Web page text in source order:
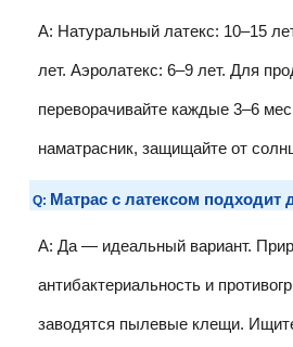
A: Натуральный латекс: 10–15
лет. Аэролатекс: 6–9 лет. Для
переворачивайте каждые 3–6
наматрасник, защищайте от
Q: Матрас с латексом подходит
A: Да — идеальный вариант.
антибактериальность и
заводятся пылевые клещи.